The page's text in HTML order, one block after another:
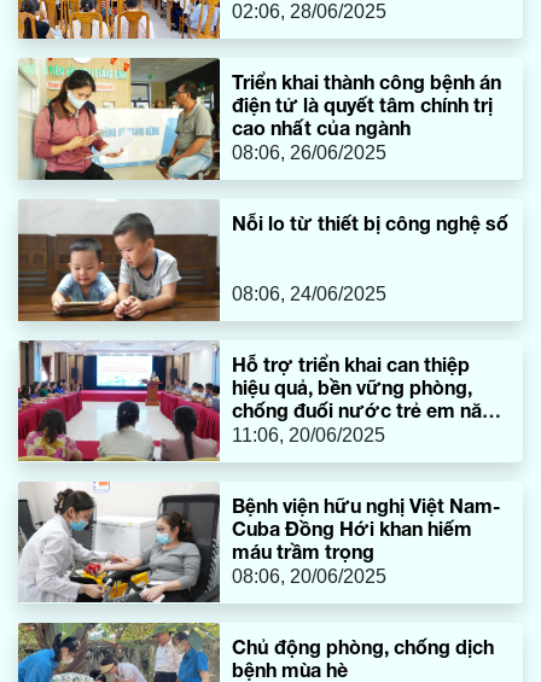
02:06, 28/06/2025
Triển khai thành công bệnh án
điện tử là quyết tâm chính trị
cao nhất của ngành
08:06, 26/06/2025
Nỗi lo từ thiết bị công nghệ số
08:06, 24/06/2025
Hỗ trợ triển khai can thiệp
hiệu quả, bền vững phòng,
chống đuối nước trẻ em năm
2025
11:06, 20/06/2025
​Bệnh viện hữu nghị Việt Nam-
Cuba Đồng Hới khan hiếm
máu trầm trọng
08:06, 20/06/2025
Chủ động phòng, chống dịch
bệnh mùa hè